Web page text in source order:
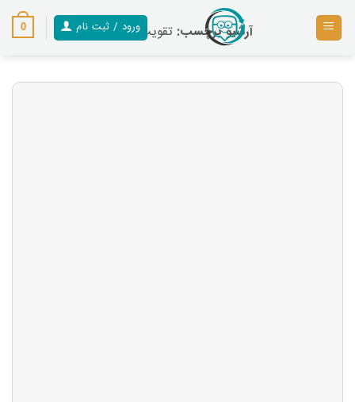
ورود / ثبت نام 0 آرشیو برچسب:تقویت مکالمه